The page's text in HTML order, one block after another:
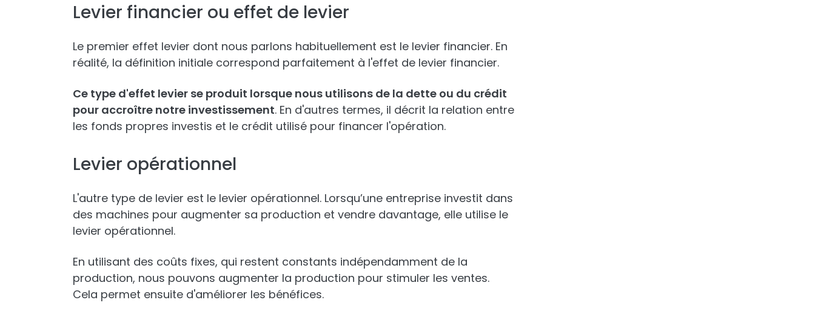
Levier financier ou effet de levier
Le premier effet levier dont nous parlons habituellement est le levier financier. En
réalité, la définition initiale correspond parfaitement à l'effet de levier financier.
Ce type d'effet levier se produit lorsque nous utilisons de la dette ou du crédit
pour accroître notre investissement. En d'autres termes, il décrit la relation entre
les fonds propres investis et le crédit utilisé pour financer l'opération.
Levier opérationnel
L'autre type de levier est le levier opérationnel. Lorsqu’une entreprise investit dans
des machines pour augmenter sa production et vendre davantage, elle utilise le
levier opérationnel.
En utilisant des coûts fixes, qui restent constants indépendamment de la
production, nous pouvons augmenter la production pour stimuler les ventes.
Cela permet ensuite d'améliorer les bénéfices.